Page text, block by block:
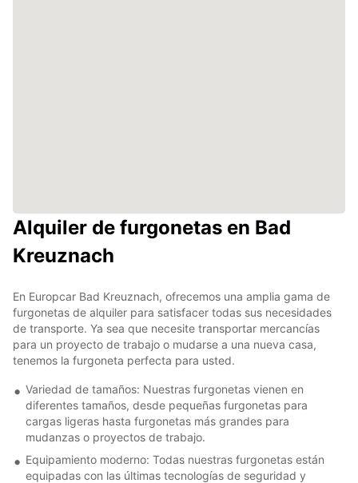
Alquiler de furgonetas en Bad
Kreuznach
En Europcar Bad Kreuznach, ofrecemos una amplia gama de
furgonetas de alquiler para satisfacer todas sus necesidades
de transporte. Ya sea que necesite transportar mercancías
para un proyecto de trabajo o mudarse a una nueva casa,
tenemos la furgoneta perfecta para usted.
Variedad de tamaños: Nuestras furgonetas vienen en
diferentes tamaños, desde pequeñas furgonetas para
cargas ligeras hasta furgonetas más grandes para
mudanzas o proyectos de trabajo.
Equipamiento moderno: Todas nuestras furgonetas están
equipadas con las últimas tecnologías de seguridad y